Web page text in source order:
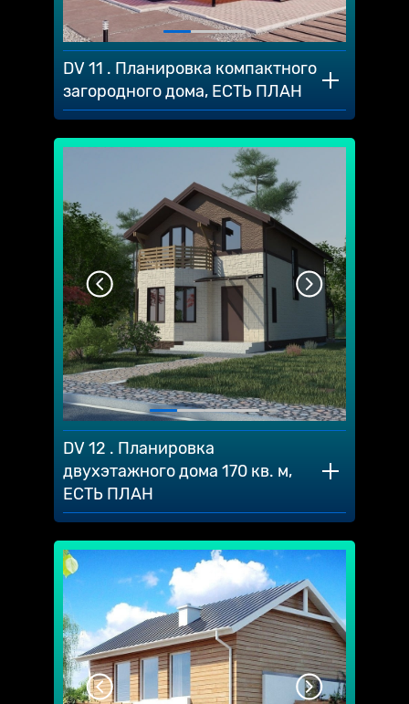
DV 11 . Планировка компактного
загородного дома, ЕСТЬ ПЛАН
DV 12 . Планировка
двухэтажного дома 170 кв. м,
ЕСТЬ ПЛАН